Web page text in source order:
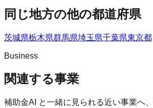
同じ地方の他の都道府県
茨城県栃木県群馬県埼玉県千葉県東京都
Business
関連する事業
補助金AI
と一緒に見られる近い事業へ